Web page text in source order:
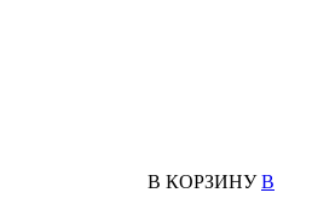
В КОРЗИНУ В